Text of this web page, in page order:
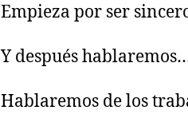
Empieza por ser
Y después
Hablaremos de los